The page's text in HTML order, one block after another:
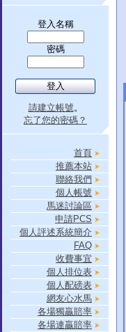
登入名稱
密碼
請建立帳號。
忘了您的密碼？
首頁
推薦本站
聯絡我們
個人帳號
馬迷討論區
申請PCS
個人評述系統簡介
FAQ
收費事宜
個人排位表
個人配磅表
網友心水馬
各場獨贏賠率
各場連贏賠率